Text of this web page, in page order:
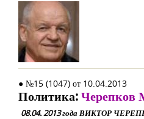
● №15 (1047) от 10.04.2013
Политика:Черепков
08.04. 2013 года ВИКТОР